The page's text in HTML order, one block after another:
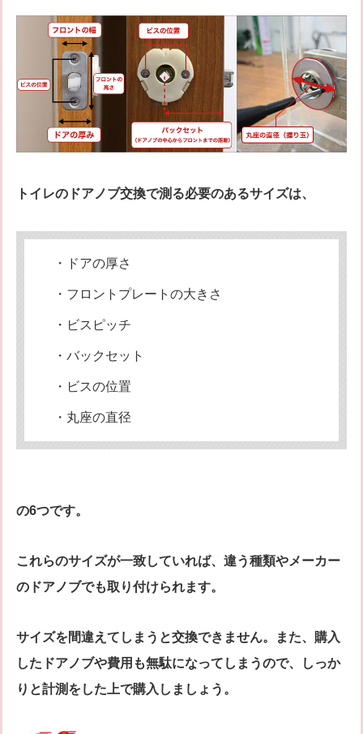
トイレのドアノブ交換で測る必要のあるサイズは、
・ドアの厚さ
・フロントプレートの大きさ
・ビスピッチ
・バックセット
・ビスの位置
・丸座の直径
の6つです。
これらのサイズが一致していれば、違う種類やメーカー
のドアノブでも取り付けられます。
サイズを間違えてしまうと交換できません。また、購入
したドアノブや費用も無駄になってしまうので、しっか
りと計測をした上で購入しましょう。